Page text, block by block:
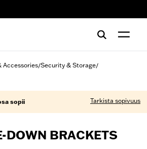
Accessories/Security & Storage/
sopii Tarkista sopivuus
DOWN BRACKETS